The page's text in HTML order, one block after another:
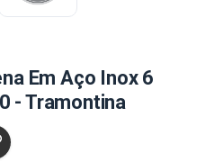
Em Aço Inox 6
- Tramontina